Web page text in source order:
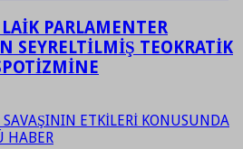
PARLAMENTER
SEYRELTİLMİŞ TEOKRATİK